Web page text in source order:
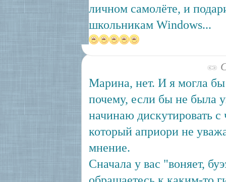
личном самолёте, и
школьникам Windows...
Марина, нет. И я могла бы
почему, если бы не была
начинаю дискутировать с
который априори не
мнение.
Сначала у вас "воняет,